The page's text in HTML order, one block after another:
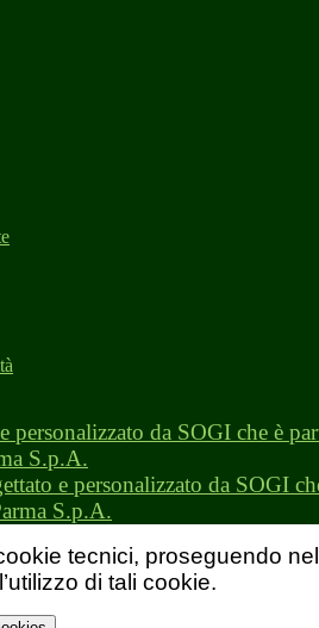
e personalizzato da SOGI
S.p.A.
tecnici, proseguendo
di tali cookie.